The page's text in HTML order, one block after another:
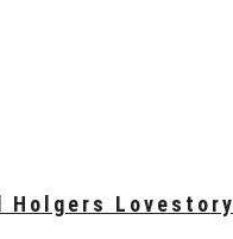
Holgers Lovestory